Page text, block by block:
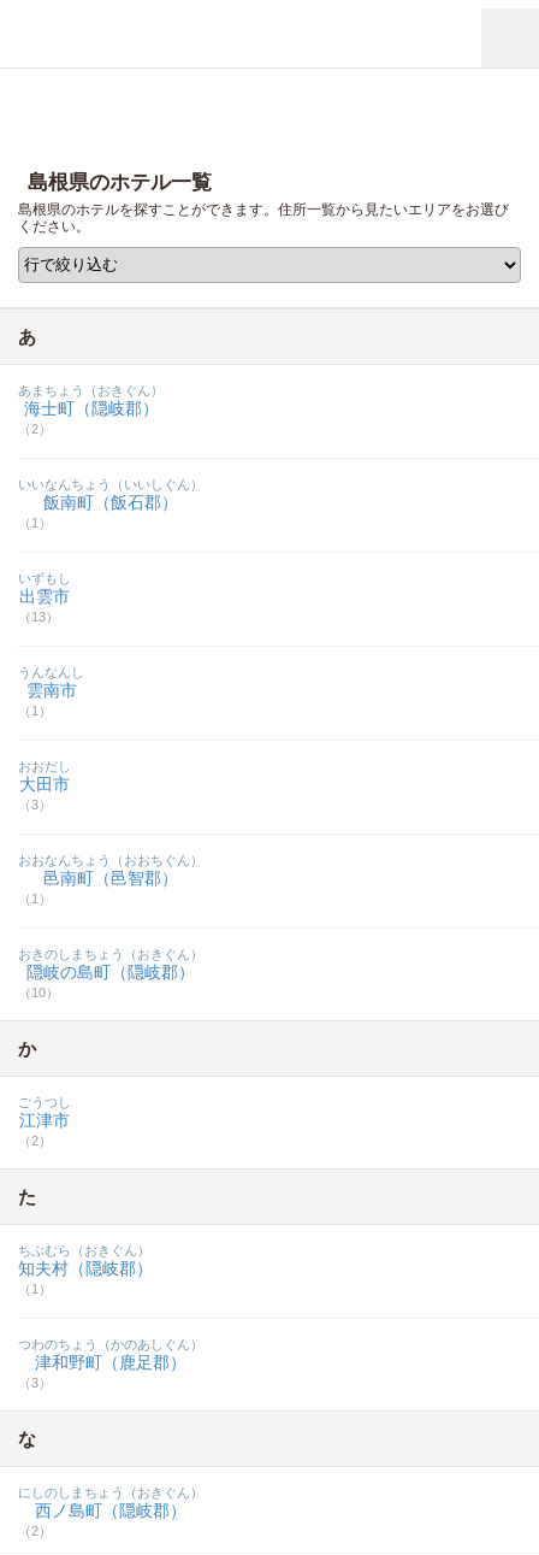
島根県のホテル一覧
島根県のホテルを探すことができます。住所一覧から見たいエリアをお選び
ください。
あ
海士町（隠岐郡）
（2）
あまちょう（おきぐん）
飯南町（飯石郡）
（1）
いいなんちょう（いいしぐん）
出雲市
（13）
いずもし
雲南市
（1）
うんなんし
大田市
（3）
おおだし
邑南町（邑智郡）
（1）
おおなんちょう（おおちぐん）
隠岐の島町（隠岐郡）
（10）
おきのしまちょう（おきぐん）
か
江津市
（2）
ごうつし
た
知夫村（隠岐郡）
（1）
ちぶむら（おきぐん）
津和野町（鹿足郡）
（3）
つわのちょう（かのあしぐん）
な
西ノ島町（隠岐郡）
（2）
にしのしまちょう（おきぐん）